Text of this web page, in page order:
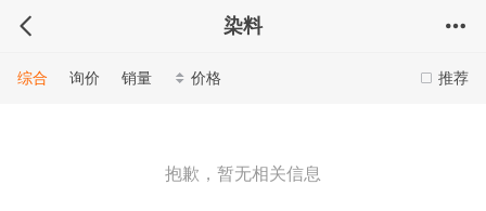
染料
推荐
综合 询价 销量 价格
抱歉，暂无相关信息